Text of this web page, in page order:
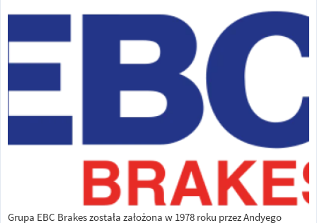
Grupa EBC Brakes została założona w 1978 roku przez Andyego